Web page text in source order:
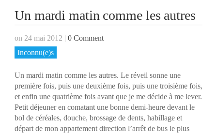
Un mardi matin comme les autres
on 24 mai 2012 | 0 Comment
Inconnu(e)s
Un mardi matin comme les autres. Le réveil sonne une
première fois, puis une deuxième fois, puis une troisième fois,
et enfin une quatrième fois avant que je me décide à me lever.
Petit déjeuner en comatant une bonne demi-heure devant le
bol de céréales, douche, brossage de dents, habillage et
départ de mon appartement direction l’arrêt de bus le plus